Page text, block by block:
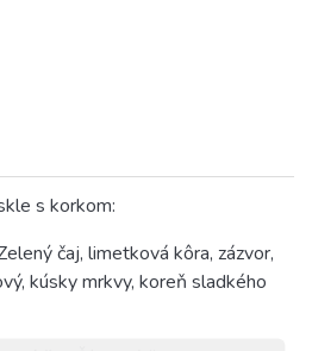
s korkom:
čaj, limetková kôra, zázvor,
kúsky mrkvy, koreň sladkého